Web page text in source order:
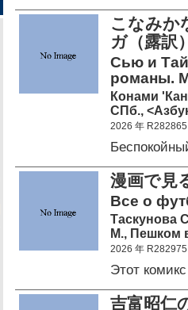
こなみ
ガ（露訳
Сью и
романы.
Конами
СПб.,
2026 年 R282865
漫画で
Все о
Таскунова
М., Пешком
2026 年 R282975
Этот
吉富昭